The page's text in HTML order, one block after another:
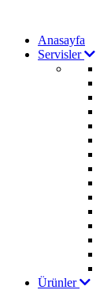
Anasayfa
Servisler
Ürünler